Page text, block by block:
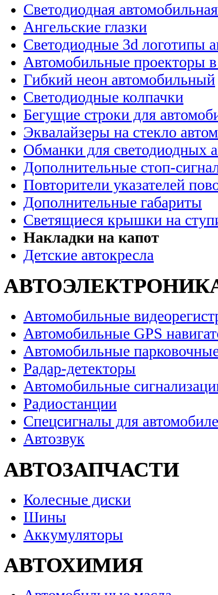
Светодиодная
Ангельские глазки
Светодиодные 3d логотипы
Автомобильные проекторы
Гибкий неон автомобильный
Светодиодные колпачки
Бегущие строки для
Эквалайзеры на стекло
Обманки для светодиодных
Дополнительные стоп-
Повторители указателей
Дополнительные габариты
Светящиеся крышки на
Накладки на капот
Детские автокресла
Автомобильные
Автомобильные GPS
Автомобильные
Радар-детекторы
Автомобильные
Радиостанции
Спецсигналы для
Автозвук
АВТОЗАПЧАСТИ
Колесные диски
Шины
Аккумуляторы
АВТОХИМИЯ